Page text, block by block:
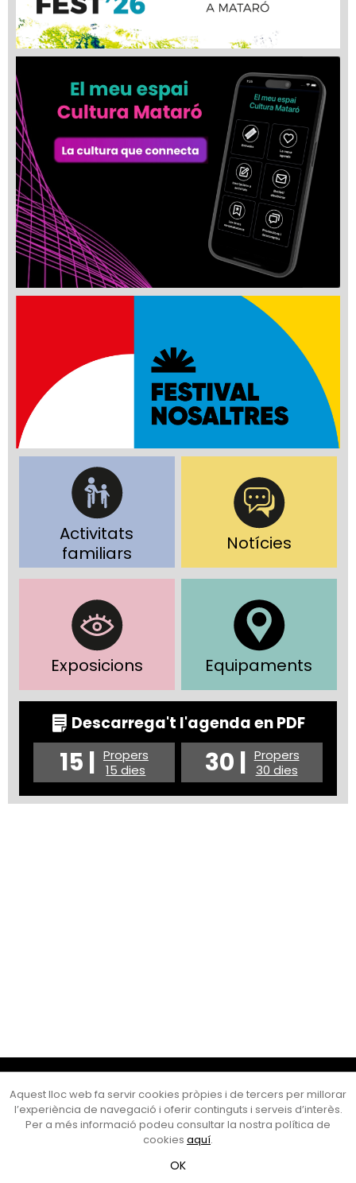
Activitats
familiars
Notícies
Exposicions Equipaments
Descarrega't l'agenda en PDF
15 | Propers
15 dies
30 | Propers
30 dies
Cultura Mataró
Ajuntament de Mataró
C. de Sant Josep, 9 (Mataró, 08302)
Horari d'obertura: dilluns, dimecres i divendres de 10 a 13 h.
al telèfon al 93 758 23 61
Aquest lloc web fa servir cookies pròpies i de tercers per millorar
l’experiència de navegació i oferir continguts i serveis d’interès.
Per a més informació podeu consultar la nostra política de
cookies aquí.
OK